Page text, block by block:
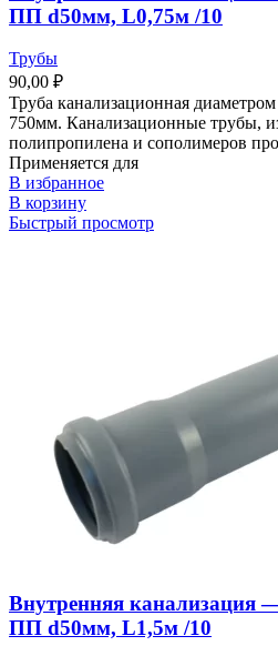
ПП d50мм, L0,75м /10
Трубы
90,00 ₽
Труба канализационная
750мм. Канализационные трубы,
полипропилена и сополимеров
Применяется для
В избранное
В корзину
Быстрый просмотр
Внутренняя канализация
ПП d50мм, L1,5м /10